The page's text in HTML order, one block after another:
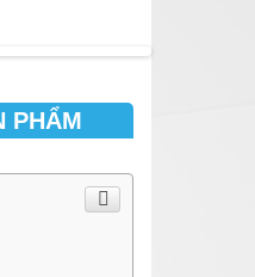
PHẨM